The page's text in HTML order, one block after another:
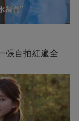
張自拍紅遍全